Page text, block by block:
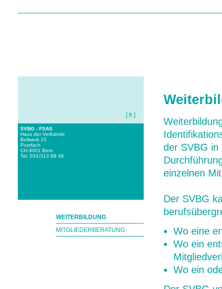
der SVBG in
einzelnen
Der SVBG
Wo eine
Wo ein
Wo ein
[ fr ]
SVBG - FSAS
Haus der Verbände
Bollwerk 15
Postfach
CH-3001 Bern
Tel. 031/313 88 46
WEITERBILDUNG
MITGLIEDERBERATUNG